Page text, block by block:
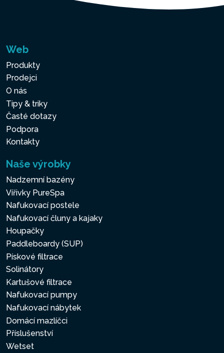
Web
Produkty
Prodejci
O nás
Tipy & triky
Časté dotazy
Podpora
Kontakty
Naše výrobky
Nadzemní bazény
Vířivky PureSpa
Nafukovací postele
Nafukovací čluny a kajaky
Houpačky
Paddleboardy (SUP)
Pískové filtrace
Solinátory
Kartušové filtrace
Nafukovací pumpy
Nafukovací nábytek
Domácí mazlíčci
Příslušenství
Wetset